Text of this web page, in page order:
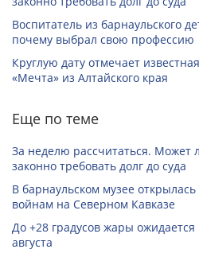
Воспитатель из барнаульского
почему выбрал свою профессию
Круглую дату отмечает
«Мечта» из Алтайского края
Еще по теме
За неделю рассчитаться. Может
законно требовать долг до суда
В барнаульском музее
войнам на Северном Кавказе
До +28 градусов жары ожидается
августа